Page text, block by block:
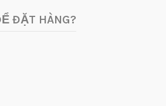
ĐẶT HÀNG?